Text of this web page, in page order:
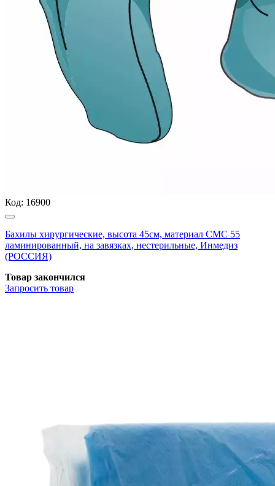
Код: 16900
Бахилы хирургические, высота 45см, материал СМС 55
ламинированный, на завязках, нестерильные, Инмедиз
(РОССИЯ)
Товар закончился
Запросить товар